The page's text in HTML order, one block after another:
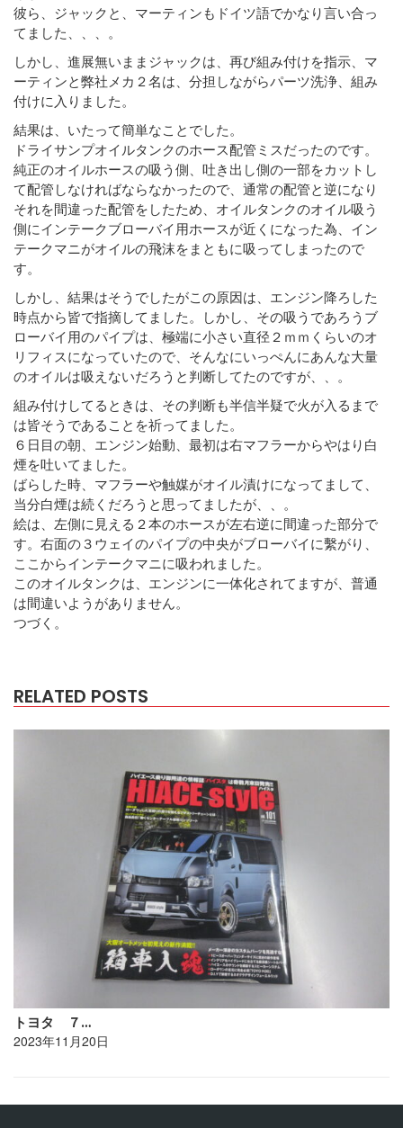
彼ら、ジャックと、マーティンもドイツ語でかなり言い合っ
てました、、、。
しかし、進展無いままジャックは、再び組み付けを指示、マ
ーティンと弊社メカ２名は、分担しながらパーツ洗浄、組み
付けに入りました。
結果は、いたって簡単なことでした。
ドライサンプオイルタンクのホース配管ミスだったのです。
純正のオイルホースの吸う側、吐き出し側の一部をカットし
て配管しなければならなかったので、通常の配管と逆になり
それを間違った配管をしたため、オイルタンクのオイル吸う
側にインテークブローバイ用ホースが近くになった為、イン
テークマニがオイルの飛沫をまともに吸ってしまったので
す。
しかし、結果はそうでしたがこの原因は、エンジン降ろした
時点から皆で指摘してました。しかし、その吸うであろうブ
ローバイ用のパイプは、極端に小さい直径２ｍｍくらいのオ
リフィスになっていたので、そんなにいっぺんにあんな大量
のオイルは吸えないだろうと判断してたのですが、、。
組み付けしてるときは、その判断も半信半疑で火が入るまで
は皆そうであることを祈ってました。
６日目の朝、エンジン始動、最初は右マフラーからやはり白
煙を吐いてました。
ばらした時、マフラーや触媒がオイル漬けになってまして、
当分白煙は続くだろうと思ってましたが、、。
絵は、左側に見える２本のホースが左右逆に間違った部分で
す。右面の３ウェイのパイプの中央がブローバイに繫がり、
ここからインテークマニに吸われました。
このオイルタンクは、エンジンに一体化されてますが、普通
は間違いようがありません。
つづく。
RELATED POSTS
トヨタ ７…
2023年11月20日